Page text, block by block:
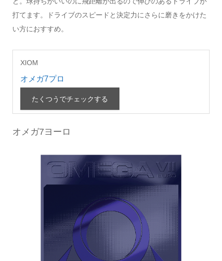
打てます。ドライブのスピードと決定力にさらに磨きをかけた
い方におすすめ。
XIOM
オメガ7プロ
たくつうでチェックする
オメガ7ヨーロ